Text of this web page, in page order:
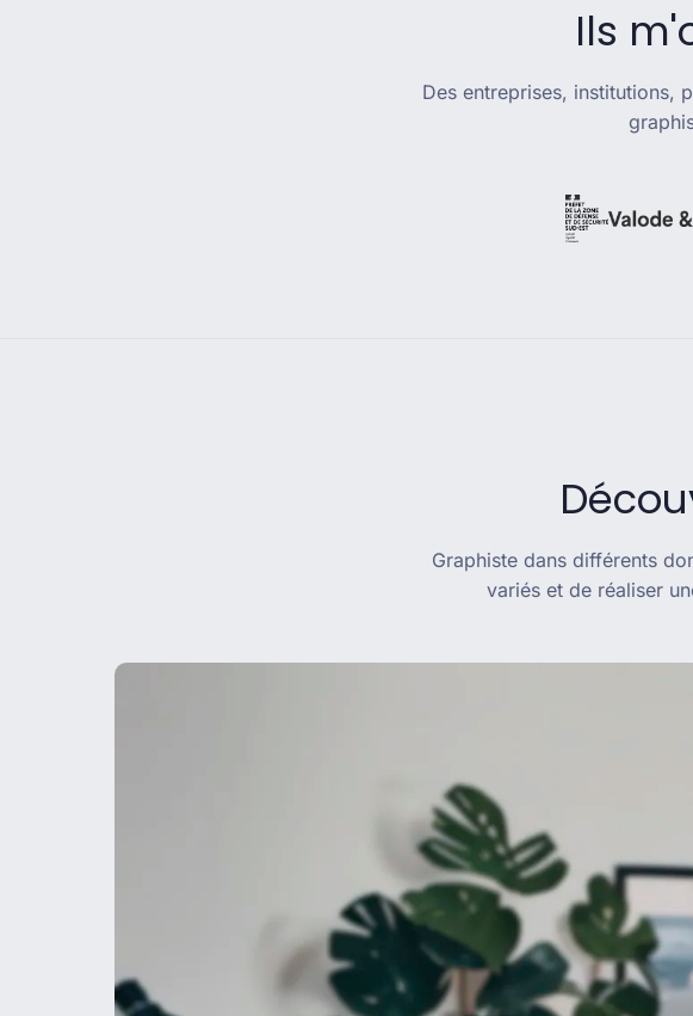
Ils
Des entreprises, institutions,
Graphiste dans différents
variés et de réaliser